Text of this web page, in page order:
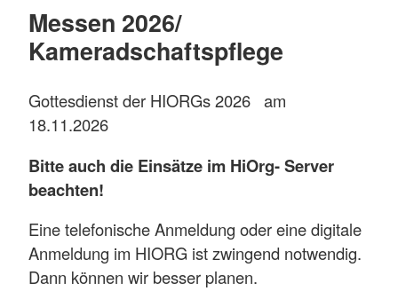
Messen 2026/
Kameradschaftspflege
Gottesdienst der HIORGs 2026 am
18.11.2026
Bitte auch die Einsätze im HiOrg- Server
beachten!
Eine telefonische Anmeldung oder eine digitale
Anmeldung im HIORG ist zwingend notwendig.
Dann können wir besser planen.